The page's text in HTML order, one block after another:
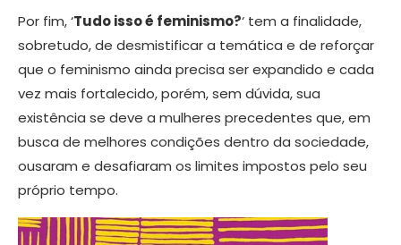
Por fim, ‘Tudo isso é feminismo?‘ tem a finalidade,
sobretudo, de desmistificar a temática e de reforçar
que o feminismo ainda precisa ser expandido e cada
vez mais fortalecido, porém, sem dúvida, sua
existência se deve a mulheres precedentes que, em
busca de melhores condições dentro da sociedade,
ousaram e desafiaram os limites impostos pelo seu
próprio tempo.